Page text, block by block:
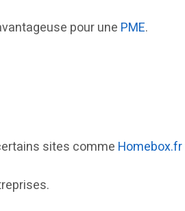
pour une PME.
sites comme Homebox.fr